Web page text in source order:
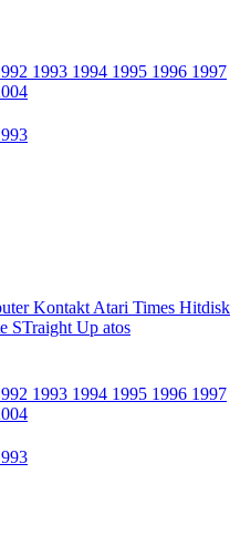
1993 1994 1995 1996 1997
Kontakt Atari Times Hitdisk
STraight Up atos
1993 1994 1995 1996 1997